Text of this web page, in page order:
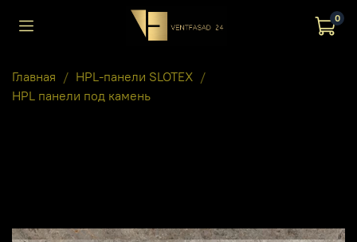
0
Главная
HPL-панели SLOTEX
HPL панели под камень